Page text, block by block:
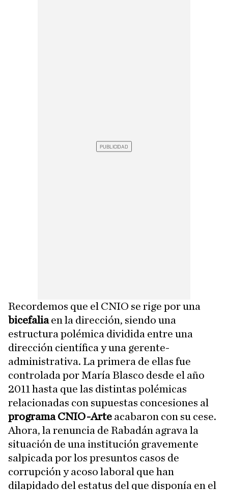
Recordemos que el CNIO se rige por una
bicefaliaen la dirección, siendo una
estructura polémica dividida entre una
dirección científica y una gerente-
administrativa. La primera de ellas fue
controlada por María Blasco desde el año
2011 hasta que las distintas polémicas
relacionadas con supuestas concesiones al
programa CNIO-Arte acabaron con su cese.
Ahora, la renuncia de Rabadán agrava la
situación de una institución gravemente
salpicada por los presuntos casos de
corrupción y acoso laboral que han
dilapidado del estatus del que disponía en el